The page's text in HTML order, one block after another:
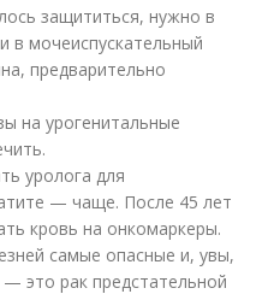
защититься, нужно в
в мочеиспускательный
предварительно
на урогенитальные
уролога для
— чаще. После 45 лет
кровь на онкомаркеры.
самые опасные и, увы,
это рак предстательной